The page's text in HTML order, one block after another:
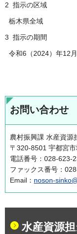
2 指示の区域
栃木県全域
3 指示の期間
令和6（2024）年12
お問い合わせ
農村振興課 水産資源
〒320-8501 宇都宮
電話番号：028-623-
ファックス番号：
Email： noson-
水産資源担